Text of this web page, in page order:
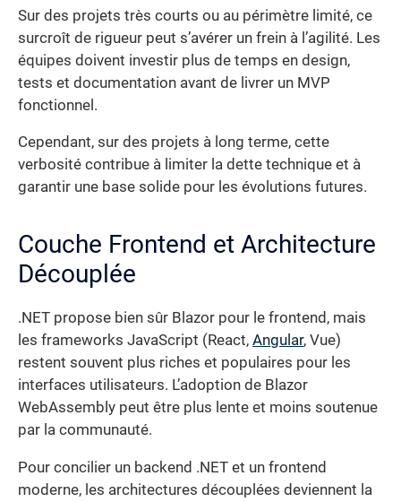
Sur des projets très courts ou au périmètre limité, ce
surcroît de rigueur peut s’avérer un frein à l’agilité. Les
équipes doivent investir plus de temps en design,
tests et documentation avant de livrer un MVP
fonctionnel.
Cependant, sur des projets à long terme, cette
verbosité contribue à limiter la dette technique et à
garantir une base solide pour les évolutions futures.
Couche Frontend et Architecture
Découplée
.NET propose bien sûr Blazor pour le frontend, mais
les frameworks JavaScript (React, Angular, Vue)
restent souvent plus riches et populaires pour les
interfaces utilisateurs. L’adoption de Blazor
WebAssembly peut être plus lente et moins soutenue
par la communauté.
Pour concilier un backend .NET et un frontend
moderne, les architectures découplées deviennent la